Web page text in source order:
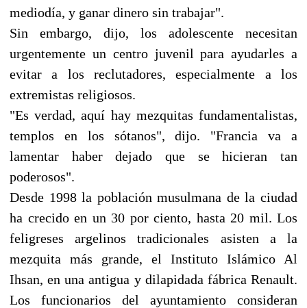
mediodía, y ganar dinero sin trabajar".
Sin embargo, dijo, los adolescente necesitan
urgentemente un centro juvenil para ayudarles a
evitar a los reclutadores, especialmente a los
extremistas religiosos.
"Es verdad, aquí hay mezquitas fundamentalistas,
templos en los sótanos", dijo. "Francia va a
lamentar haber dejado que se hicieran tan
poderosos".
Desde 1998 la población musulmana de la ciudad
ha crecido en un 30 por ciento, hasta 20 mil. Los
feligreses argelinos tradicionales asisten a la
mezquita más grande, el Instituto Islámico Al
Ihsan, en una antigua y dilapidada fábrica Renault.
Los funcionarios del ayuntamiento consideran